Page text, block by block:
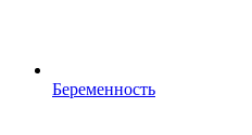
Беременность